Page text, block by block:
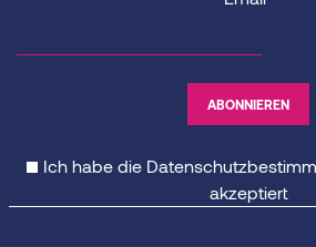
Ich habe die
akzeptiert